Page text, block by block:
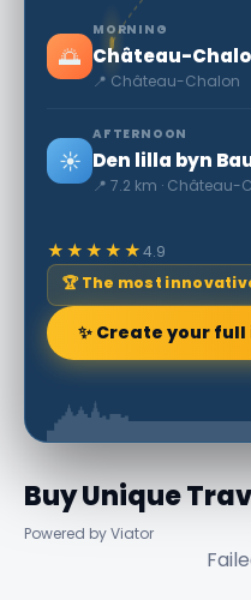
🌅
MORNING
📍 Château-Chalon
☀️
AFTERNOON
Den lilla byn
📍 7.2 km · Château-
★★★★★4.9
🏆 The most
✨ Create your
Buy Unique
Powered by Viator